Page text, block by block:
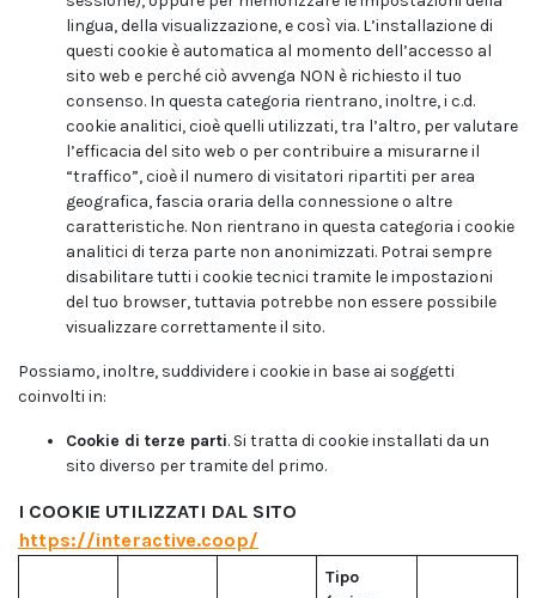
lingua, della visualizzazione, e così via. L’installazione di
questi cookie è automatica al momento dell’accesso al
sito web e perché ciò avvenga NON è richiesto il tuo
consenso. In questa categoria rientrano, inoltre, i c.d.
cookie analitici, cioè quelli utilizzati, tra l’altro, per valutare
l’efficacia del sito web o per contribuire a misurarne il
“traffico”, cioè il numero di visitatori ripartiti per area
geografica, fascia oraria della connessione o altre
caratteristiche. Non rientrano in questa categoria i cookie
analitici di terza parte non anonimizzati. Potrai sempre
disabilitare tutti i cookie tecnici tramite le impostazioni
del tuo browser, tuttavia potrebbe non essere possibile
visualizzare correttamente il sito.
Possiamo, inoltre, suddividere i cookie in base ai soggetti
coinvolti in:
Cookie di terze parti. Si tratta di cookie installati da un
sito diverso per tramite del primo.
I COOKIE UTILIZZATI DAL SITO
https://interactive.coop/
Tipo